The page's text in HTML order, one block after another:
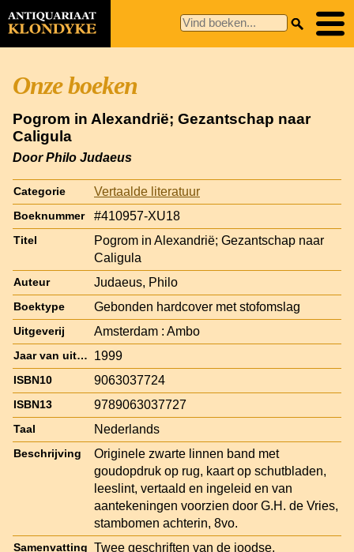
Onze boeken
Pogrom in Alexandrië; Gezantschap naar
Caligula
Door Philo Judaeus
Categorie Vertaalde literatuur
Boeknummer #410957-XU18
Titel
Pogrom in Alexandrië; Gezantschap naar
Caligula
Auteur Judaeus, Philo
Boektype Gebonden hardcover met stofomslag
Uitgeverij Amsterdam : Ambo
Jaar van uitgave 1999
ISBN10 9063037724
ISBN13 9789063037727
Taal Nederlands
Beschrijving
Originele zwarte linnen band met
goudopdruk op rug, kaart op schutbladen,
leeslint, vertaald en ingeleid en van
aantekeningen voorzien door G.H. de Vries,
stambomen achterin, 8vo.
Samenvatting Twee geschriften van de joodse,